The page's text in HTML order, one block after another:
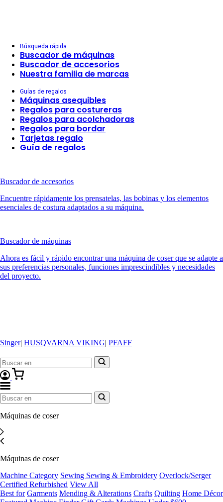
Búsqueda rápida
Buscador de máquinas
Buscador de accesorios
Nuestra familia de marcas
Guías de regalos
Máquinas asequibles
Regalos para costureras
Regalos para acolchadoras
Regalos para bordar
Tarjetas regalo
Guía de regalos
Buscador de accesorios
Encuentre rápidamente los prensatelas, las bobinas y los elementos
esenciales de costura adaptados a su máquina.
Buscador de máquinas
Ahora es fácil y rápido encontrar una máquina de coser que se adapte a
sus preferencias personales, funciones imprescindibles y necesidades
del proyecto.
Singer| HUSQVARNA VIKING| PFAFF
Máquinas de coser
Máquinas de coser
Machine Category Sewing Sewing & Embroidery Overlock/Serger
Certified Refurbished View All
Best for Garments Mending & Alterations Crafts Quilting Home Décor